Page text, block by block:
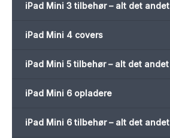
iPad Mini 3 tilbehør – alt det andet
iPad Mini 4 covers
iPad Mini 5 tilbehør – alt det andet
iPad Mini 6 opladere
iPad Mini 6 tilbehør – alt det andet